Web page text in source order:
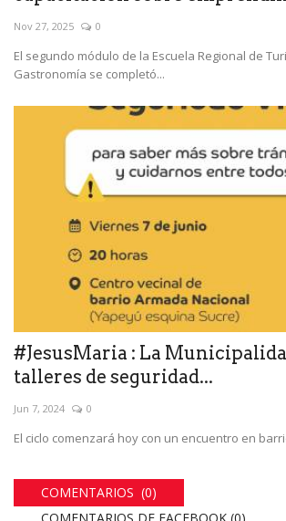
Nov 27, 2025 0
El segundo módulo de la Escuela Regional de
Gastronomía se completó...
#JesusMaria : La
talleres de seguridad...
Jun 7, 2024 0
El ciclo comenzará hoy con un encuentro en
COMENTARIOS (0)